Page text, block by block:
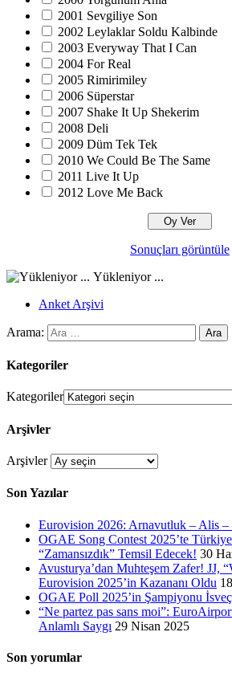
2001 Sevgiliye Son
2002 Leylaklar Soldu Kalbinde
2003 Everyway That I Can
2004 For Real
2005 Rimirimiley
2006 Süperstar
2007 Shake It Up Shekerim
2008 Deli
2009 Düm Tek Tek
2010 We Could Be The Same
2011 Live It Up
2012 Love Me Back
Sonuçları görüntüle
Yükleniyor ...
Anket Arşivi
Arama:
Kategoriler
Kategoriler
Arşivler
Arşivler
Son Yazılar
Eurovision 2026: Arnavutluk – Alis –
OGAE Song Contest 2025’te
“Zamansızdık” Temsil Edecek! 30
Avusturya’dan Muhteşem Zafer! JJ,
Eurovision 2025’in Kazananı Oldu
OGAE Poll 2025’in Şampiyonu
“Ne partez pas sans moi”:
Anlamlı Saygı 29 Nisan 2025
Son yorumlar